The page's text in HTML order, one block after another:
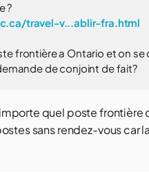
?
travel-v...ablir-fra.html
frontière a Ontario et on se
de conjoint de fait?
quel poste
sans rendez-vous